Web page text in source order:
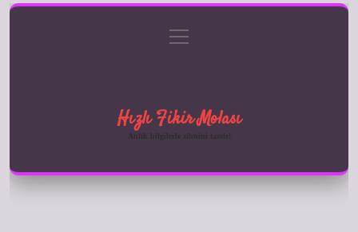
Gizlilik Politikası
menüyü
aç
Hızlı Fikir Molası
Anlık bilgilerle zihnini tazele!